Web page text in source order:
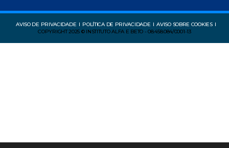
AVISO DE PRIVACIDADE POLÍTICA DE PRIVACIDADE
AVISO SOBRE COOKIES
COPYRIGHT 2025 © INSTITUTO ALFA E BETO - 08.458.084/0001-13